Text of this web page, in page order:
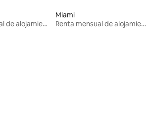
Renta mensual de alojamientos
Miami
Renta mensual de alojamientos